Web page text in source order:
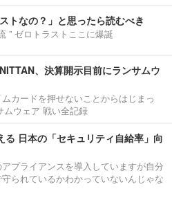
トなの？」と思ったら読むべき
” ゼロトラストここに爆誕
、決算開示目前にランサムウ
カードを押せないことからはじまっ
ムウェア 戦い全記録
る 日本の「セキュリティ自給率」向
プライアンスを導入していますが自分
られているかわかっていないんじゃな